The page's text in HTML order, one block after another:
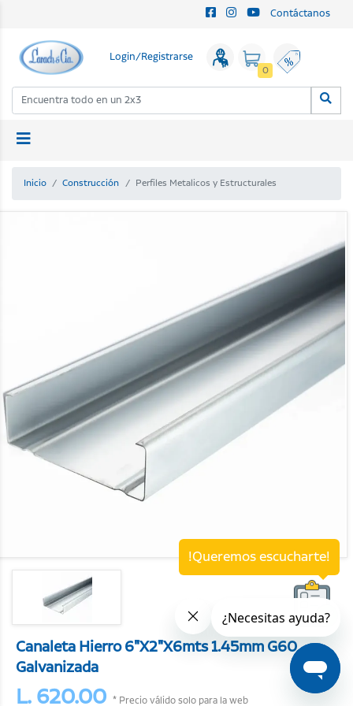
Contáctanos
Login/Registrarse
0
Inicio Construcción Perfiles Metalicos y Estructurales
Canaleta Hierro 6"X2"X6mts 1.45mm G60
Galvanizada
L. 620.00 * Precio válido solo para la web
!Queremos escucharte!